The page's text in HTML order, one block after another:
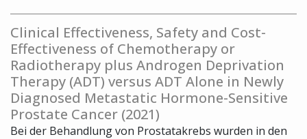
Clinical Effectiveness, Safety and Cost-
Effectiveness of Chemotherapy or
Radiotherapy plus Androgen Deprivation
Therapy (ADT) versus ADT Alone in Newly
Diagnosed Metastatic Hormone-Sensitive
Prostate Cancer (2021)
Bei der Behandlung von Prostatakrebs wurden in den